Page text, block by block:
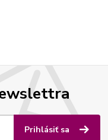
Prihlásiť sa